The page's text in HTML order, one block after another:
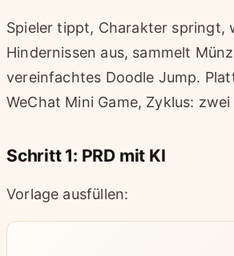
Spieler tippt, Charakter springt,
Hindernissen aus, sammelt
vereinfachtes Doodle Jump.
WeChat Mini Game, Zyklus:
Schritt 1: PRD mit KI
Vorlage ausfüllen: